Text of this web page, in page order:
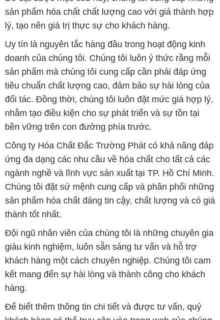
Chúng tôi đặt sứ mệnh cung cấp và phân phối những
sản phẩm hóa chất đáng tin cậy, chất lượng và có giá
thành tốt nhất.
Đội ngũ nhân viên của chúng tôi là những chuyên gia
giàu kinh nghiệm, luôn sẵn sàng tư vấn và hỗ trợ
khách hàng một cách chuyên nghiệp. Chúng tôi cam
kết mang đến sự hài lòng và thành công cho khách
hàng.
Để biết thêm thông tin chi tiết và được tư vấn, quý
khách hàng có thể truy cập vào trang web của chúng
tôi tại địa chỉ hoachatviet.net. Chúng tôi rất mong
được phục vụ và xây dựng mối quan hệ cùng phát
triển lâu dài với quý khách hàng.
Bản quyền © 2016 hoachatviet.net
Giấy chứng nhận Đăng ký Kinh doanh số 0304188681 do Sở Kế
hoạch và Đầu tư Thành phố Hồ Chí Minh cấp ngày 19-01-2017
🌐HOACHATVIET.NET